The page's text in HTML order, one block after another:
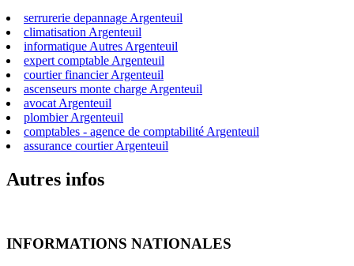
serrurerie depannage Argenteuil
climatisation Argenteuil
informatique Autres Argenteuil
expert comptable Argenteuil
courtier financier Argenteuil
ascenseurs monte charge Argenteuil
avocat Argenteuil
plombier Argenteuil
comptables - agence de comptabilité Argenteuil
assurance courtier Argenteuil
Autres infos
INFORMATIONS NATIONALES